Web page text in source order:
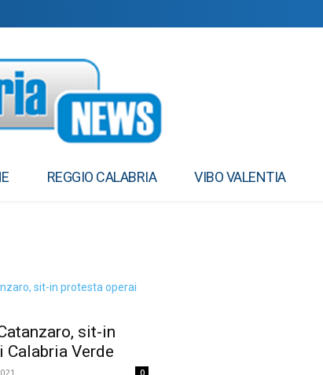
REGGIO CALABRIA VIBO VALENTIA
sit-in
Calabria Verde
0